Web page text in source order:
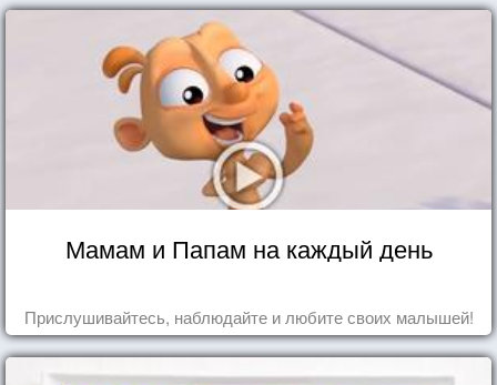
Мамам и Папам на каждый день
Прислушивайтесь, наблюдайте и любите своих малышей!